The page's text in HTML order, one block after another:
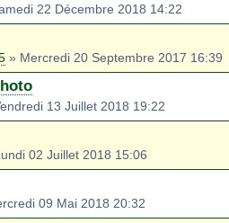
22 Décembre 2018 14:22
» Mercredi 20 Septembre 2017 16:39
13 Juillet 2018 19:22
02 Juillet 2018 15:06
09 Mai 2018 20:32